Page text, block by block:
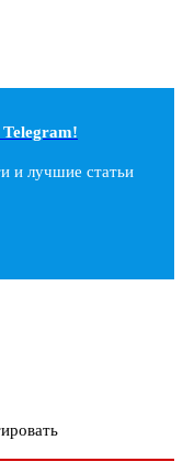
и лучшие статьи